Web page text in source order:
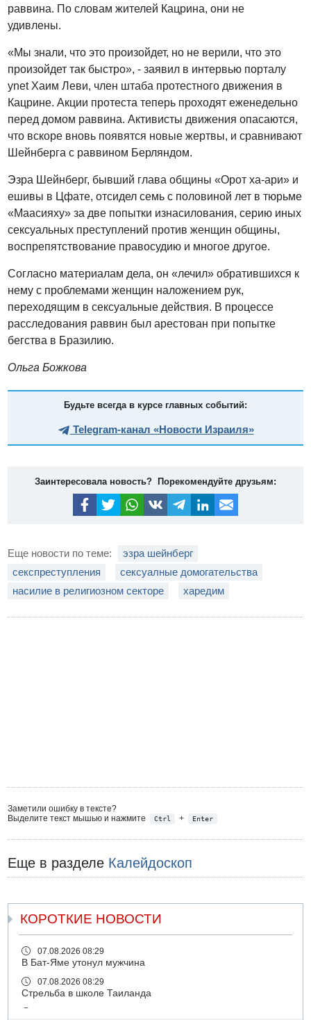
раввина. По словам жителей Кацрина, они не
удивлены.
«Мы знали, что это произойдет, но не верили, что это
произойдет так быстро», - заявил в интервью порталу
ynet Хаим Леви, член штаба протестного движения в
Кацрине. Акции протеста теперь проходят еженедельно
перед домом раввина. Активисты движения опасаются,
что вскоре вновь появятся новые жертвы, и сравнивают
Шейнберга с раввином Берляндом.
Эзра Шейнберг, бывший глава общины «Орот ха-ари» и
ешивы в Цфате, отсидел семь с половиной лет в тюрьме
«Маасияху» за две попытки изнасилования, серию иных
сексуальных преступлений против женщин общины,
воспрепятствование правосудию и многое другое.
Согласно материалам дела, он «лечил» обратившихся к
нему с проблемами женщин наложением рук,
переходящим в сексуальные действия. В процессе
расследования раввин был арестован при попытке
бегства в Бразилию.
Ольга Божкова
Будьте всегда в курсе главных событий:
Telegram-канал «Новости Израиля»
Заинтересовала новость? Порекомендуйте друзьям:
Еще новости по теме:
эзра шейнберг
секспреступления
сексуалные домогательства
насилие в религиозном секторе
харедим
Заметили ошибку в тексте?
Выделите текст мышью и нажмите
Ctrl + Enter
Еще в разделе Калейдоскоп
КОРОТКИЕ НОВОСТИ
07.08.2026 08:29
В Бат-Яме утонул мужчина
07.08.2026 08:29
Стрельба в школе Таиланда